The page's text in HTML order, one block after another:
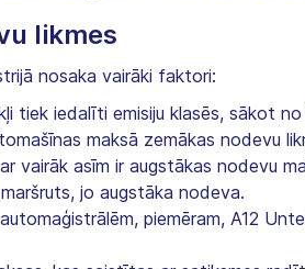
likmes
nosaka vairāki faktori:
tiek iedalīti emisiju klasēs, sākot
maksā zemākas nodevu
vairāk asīm ir augstākas nodevu
jo augstāka nodeva.
piemēram, A12